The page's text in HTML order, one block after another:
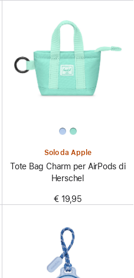
Solo da Apple
Tote Bag Charm per AirPods di
Herschel
€ 19,95